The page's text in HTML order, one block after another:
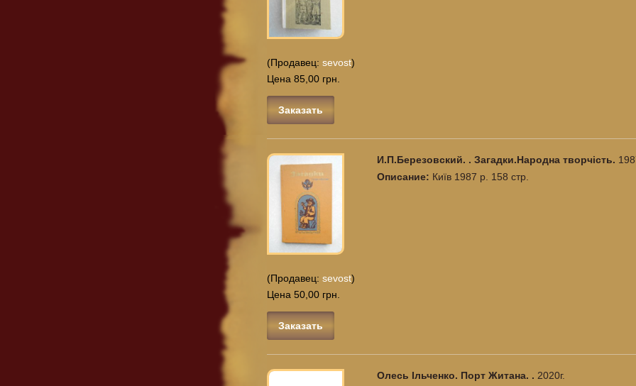
(Продавец:sevost)
Цена 85,00 грн.
Заказать
(Продавец:sevost)
Цена 50,00 грн.
Заказать
И.П.Березовский. . Загадки.Народна творчість.
Описание: Київ 1987 р. 158 стр.
Олесь Ільченко. Порт Житана. . 2020г.